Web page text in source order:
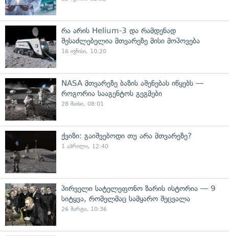
რა არის Helium-3 და რამდენად
შესაძლებელია მთვარეზე მისი მოპოვება
16 ივნისი, 10:20
NASA მთვარეზე ბაზის აშენებას იწყებს —
როგორია სააგენტოს გეგმები
28 მაისი, 08:01
ქვიზი: გაიშვებოდი თუ არა მთვარეზე?
1 აპრილი, 12:40
პირველი სატელეფონო ზარის ისტორია — 9
სიტყვა, რომელმაც სამყარო შეცვალა
26 მარტი, 10:36